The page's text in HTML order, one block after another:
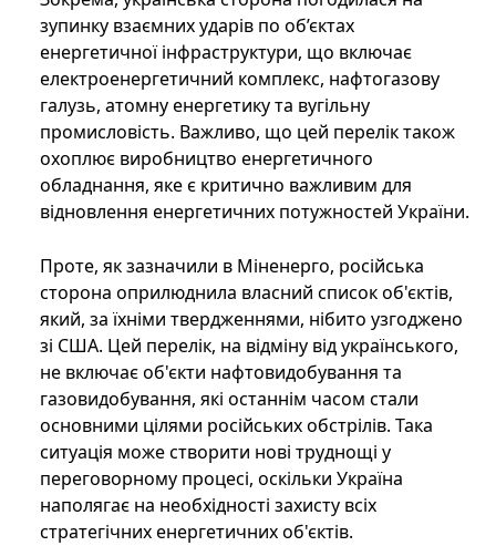
зупинку взаємних ударів по об’єктах
енергетичної інфраструктури, що включає
електроенергетичний комплекс, нафтогазову
галузь, атомну енергетику та вугільну
промисловість. Важливо, що цей перелік також
охоплює виробництво енергетичного
обладнання, яке є критично важливим для
відновлення енергетичних потужностей України.
Проте, як зазначили в Міненерго, російська
сторона оприлюднила власний список об'єктів,
який, за їхніми твердженнями, нібито узгоджено
зі США. Цей перелік, на відміну від українського,
не включає об'єкти нафтовидобування та
газовидобування, які останнім часом стали
основними цілями російських обстрілів. Така
ситуація може створити нові труднощі у
переговорному процесі, оскільки Україна
наполягає на необхідності захисту всіх
стратегічних енергетичних об'єктів.